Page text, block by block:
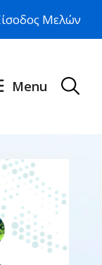
Μελών